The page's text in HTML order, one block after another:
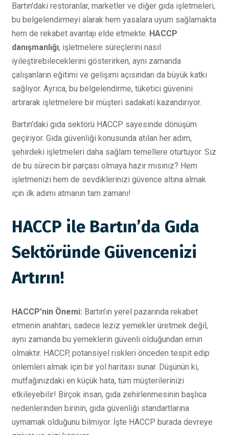
Bartın'daki restoranlar, marketler ve diğer gıda işletmeleri,
bu belgelendirmeyi alarak hem yasalara uyum sağlamakta
hem de rekabet avantajı elde etmekte. HACCP
danışmanlığı, işletmelere süreçlerini nasıl
iyileştirebileceklerini gösterirken, aynı zamanda
çalışanların eğitimi ve gelişimi açısından da büyük katkı
sağlıyor. Ayrıca, bu belgelendirme, tüketici güvenini
artırarak işletmelere bir müşteri sadakati kazandırıyor.
Bartın'daki gıda sektörü HACCP sayesinde dönüşüm
geçiriyor. Gıda güvenliği konusunda atılan her adım,
şehirdeki işletmeleri daha sağlam temellere oturtuyor. Siz
de bu sürecin bir parçası olmaya hazır mısınız? Hem
işletmenizi hem de sevdiklerinizi güvence altına almak
için ilk adımı atmanın tam zamanı!
HACCP ile Bartın’da Gıda
Sektöründe Güvencenizi
Artırın!
HACCP'nin Önemi: Bartın’ın yerel pazarında rekabet
etmenin anahtarı, sadece leziz yemekler üretmek değil,
aynı zamanda bu yemeklerin güvenli olduğundan emin
olmaktır. HACCP, potansiyel riskleri önceden tespit edip
önlemleri almak için bir yol haritası sunar. Düşünün ki,
mutfağınızdaki en küçük hata, tüm müşterilerinizi
etkileyebilir! Birçok insan, gıda zehirlenmesinin başlıca
nedenlerinden birinin, gıda güvenliği standartlarına
uymamak olduğunu bilmiyor. İşte HACCP burada devreye